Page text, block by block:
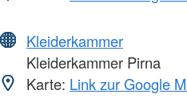
Kleiderkammer
Kleiderkammer Pirna
Karte: Link zur Google